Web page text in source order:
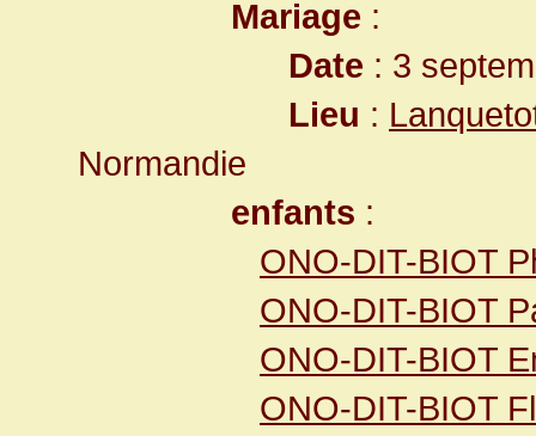
Mariage :
Date : 3
Lieu :
Normandie
enfants :
ONO-DIT-BIOT
ONO-DIT-BIOT
ONO-DIT-BIOT
ONO-DIT-BIOT